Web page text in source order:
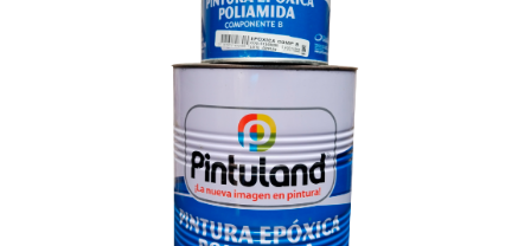
BROCA METAL 3/32